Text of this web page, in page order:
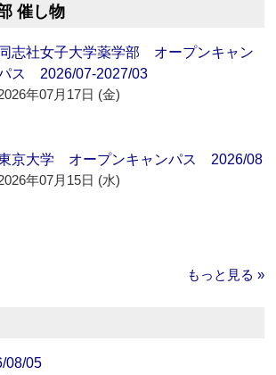
催し物
同志社女子大学薬学部 オープンキャン
ス 2026/07-2027/03
年07月17日 (金)
京大学 オープンキャンパス 2026/08
年07月15日 (水)
もっと見る »
08/05